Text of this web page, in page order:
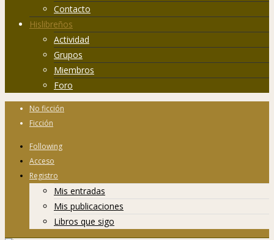
Contacto
Hislibreños
Actividad
Grupos
Miembros
Foro
No ficción
Ficción
Following
Acceso
Registro
Mis entradas
Mis publicaciones
Libros que sigo